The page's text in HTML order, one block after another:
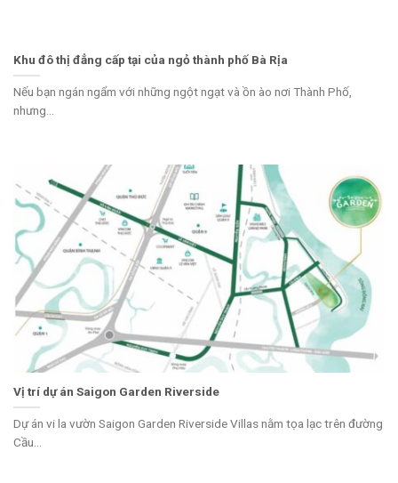
Khu đô thị đẳng cấp tại của ngỏ thành phố Bà Rịa
Nếu bạn ngán ngẩm với những ngột ngạt và ồn ào nơi Thành Phố,
nhưng...
Vị trí dự án Saigon Garden Riverside
Dự án vi la vườn Saigon Garden Riverside Villas nằm tọa lạc trên đường
Cầu...